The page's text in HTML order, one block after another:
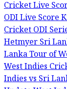
Cricket Live
ODI Live Score
CricketODI
HetmyerSri
Lanka Tour of
West Indies
Indies vs Sri